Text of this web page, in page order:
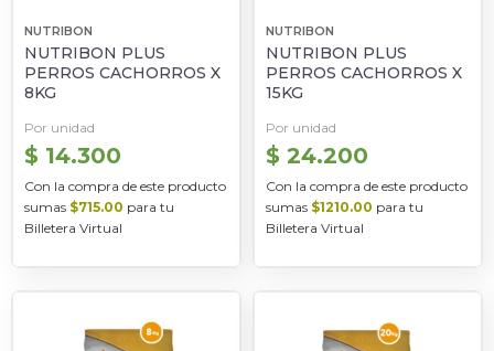
NUTRIBON
NUTRIBON PLUS
PERROS CACHORROS X
8KG
Por unidad
$ 14.300
Con la compra de este producto
sumas $715.00 para tu
Billetera Virtual
NUTRIBON
NUTRIBON PLUS
PERROS CACHORROS X
15KG
Por unidad
$ 24.200
Con la compra de este producto
sumas $1210.00 para tu
Billetera Virtual